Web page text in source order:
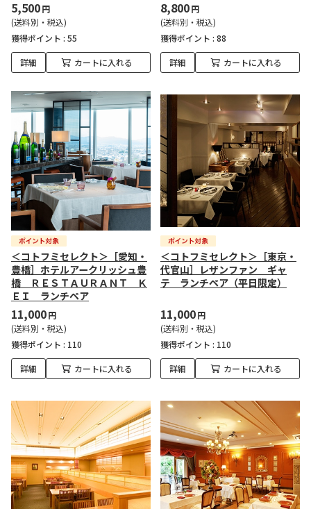
5,500円
(送料別・税込)
獲得ポイント : 55
詳細 カートに入れる
8,800円
(送料別・税込)
獲得ポイント : 88
詳細 カートに入れる
＜コトフミセレクト＞［愛知・
豊橋］ホテルアークリッシュ豊
橋 ＲＥＳＴＡＵＲＡＮＴ Ｋ
ＥＩ ランチペア
11,000円
(送料別・税込)
獲得ポイント : 110
詳細 カートに入れる
＜コトフミセレクト＞［東京・
代官山］レザンファン ギャ
テ ランチペア（平日限定）
11,000円
(送料別・税込)
獲得ポイント : 110
詳細 カートに入れる